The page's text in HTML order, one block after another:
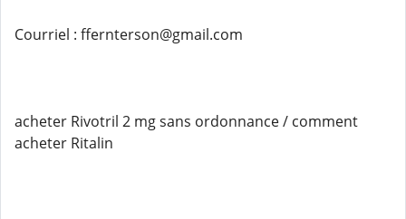
Courriel : ffernterson@gmail.com
acheter Rivotril 2 mg sans ordonnance / comment
acheter Ritalin